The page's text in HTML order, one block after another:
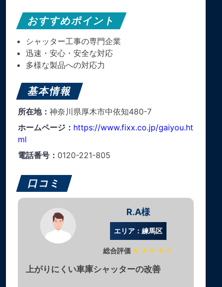
おすすめポイント
シャッター工事の専門企業
迅速・安心・安全な対応
多様な製品への対応力
基本情報
所在地： 神奈川県厚木市中依知480-7
ホームページ： https://www.fixx.co.jp/gaiyou.ht
ml
電話番号： 0120-221-805
口コミ
R.A様
エリア：練馬区
総合評価 ★★★★☆
上がりにくい車庫シャッターの改善